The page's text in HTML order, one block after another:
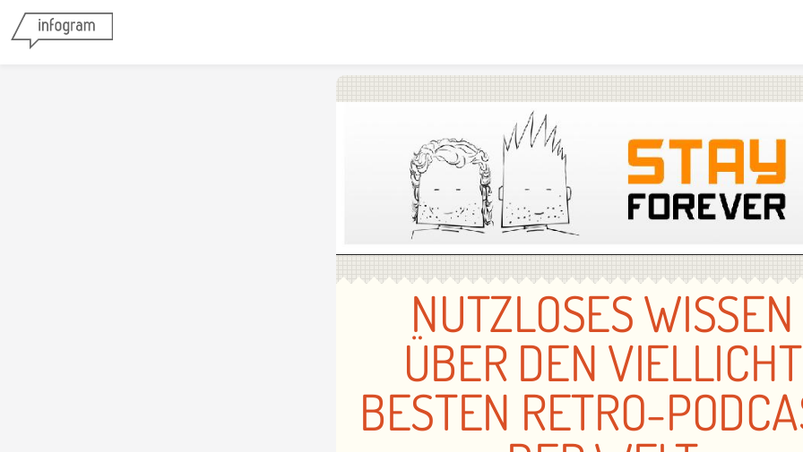
NUTZLOSES WISSEN
ÜBER DEN VIELLICHT
BESTEN RETRO-